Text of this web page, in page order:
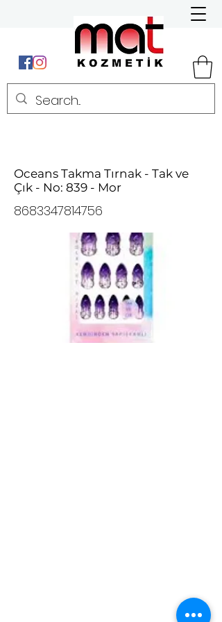
Oceans Takma Tırnak - Tak ve
Çık - No: 839 - Mor
8683347814756